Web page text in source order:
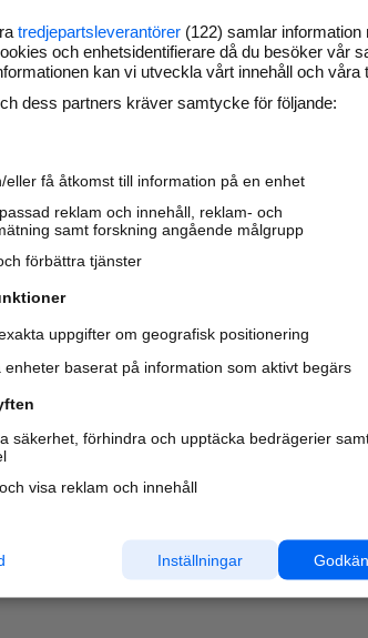
Marknadsför företaget på
nya kunder och
samarbetspartners nära dig.
Läs mer här
tredjepartsleverantörer (122) samlar information
och enhetsidentifierare då du besöker vår
kan vi utveckla vårt innehåll och våra
dess partners kräver samtycke för följande:
eller få åtkomst till information på en enhet
reklam och innehåll, reklam- och
samt forskning angående målgrupp
förbättra tjänster
uppgifter om geografisk positionering
enheter baserat på information som aktivt begärs
säkerhet, förhindra och upptäcka bedrägerier
visa reklam och innehåll
Inställningar